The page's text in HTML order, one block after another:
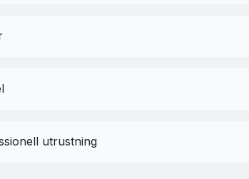
utrustning